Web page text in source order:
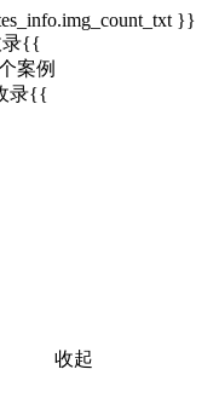
}}
录{{
案例
录{{
收起